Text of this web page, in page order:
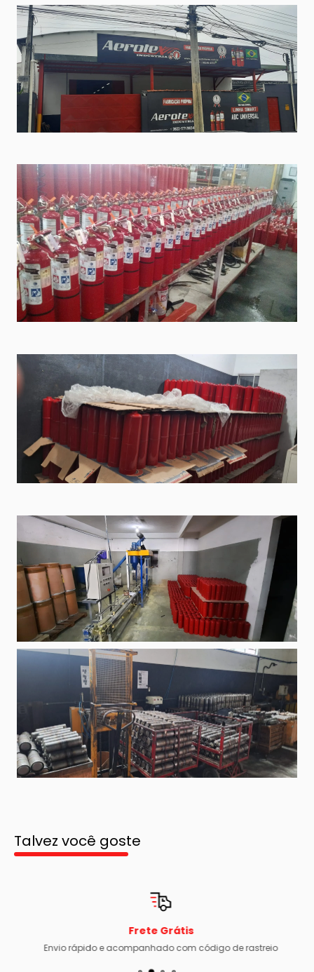
Talvez você goste
Frete Grátis
Envio rápido e acompanhado com código de rastreio